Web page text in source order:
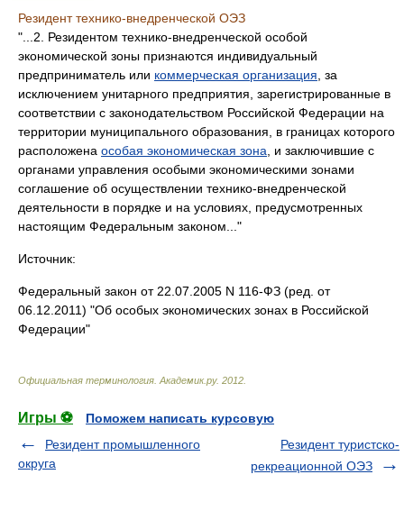
Резидент технико-внедренческой ОЭЗ
"...2. Резидентом технико-внедренческой особой
экономической зоны признаются индивидуальный
предприниматель или коммерческая организация , за
исключением унитарного предприятия, зарегистрированные в
соответствии с законодательством Российской Федерации на
территории муниципального образования, в границах которого
расположена особая экономическая зона , и заключившие с
органами управления особыми экономическими зонами
соглашение об осуществлении технико-внедренческой
деятельности в порядке и на условиях, предусмотренных
настоящим Федеральным законом..."
Источник:
Федеральный закон от 22.07.2005 N 116-ФЗ (ред. от
06.12.2011) "Об особых экономических зонах в Российской
Федерации"
Официальная терминология Академик.ру. 2012
Игры ⚽
Поможем написать курсовую
Резидент промышленного
округа
Резидент туристско-
рекреационной ОЭЗ